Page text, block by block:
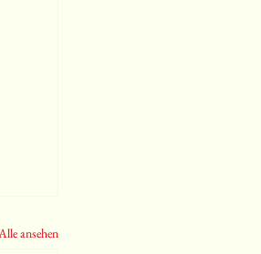
ansehen